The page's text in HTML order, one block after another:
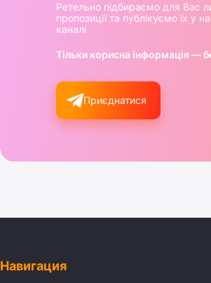
Ретельно підбираємо для Вас
пропозиції та публікуємо їх у
каналі
Тільки корисна інформація —
Приєднатися
Навигация